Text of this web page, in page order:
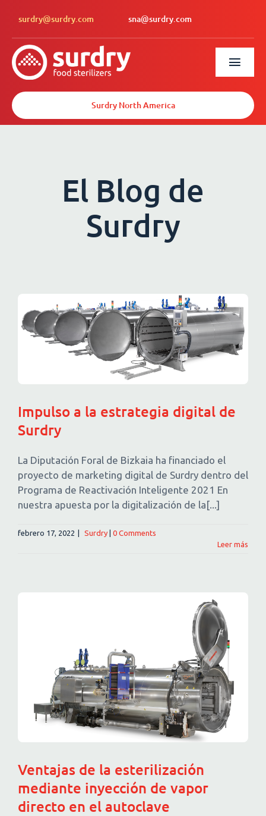
surdry@surdry.com sna@surdry.com
Surdry North America
El Blog de
Surdry
Impulso a la estrategia digital de
Surdry
La Diputación Foral de Bizkaia ha financiado el
proyecto de marketing digital de Surdry dentro del
Programa de Reactivación Inteligente 2021 En
nuestra apuesta por la digitalización de la[...]
febrero 17, 2022 | Surdry | 0 Comments
Leer más
Ventajas de la esterilización
mediante inyección de vapor
directo en el autoclave